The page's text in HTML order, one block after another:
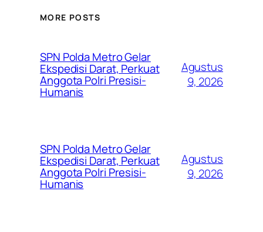
MORE POSTS
SPN Polda Metro Gelar
Ekspedisi Darat, Perkuat
Anggota Polri Presisi-
Humanis
Agustus
9, 2026
SPN Polda Metro Gelar
Ekspedisi Darat, Perkuat
Anggota Polri Presisi-
Humanis
Agustus
9, 2026